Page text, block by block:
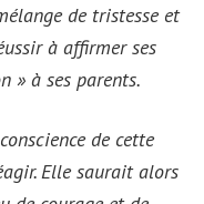
de tristesse et
à affirmer ses
» à ses parents.
de cette
Elle saurait alors